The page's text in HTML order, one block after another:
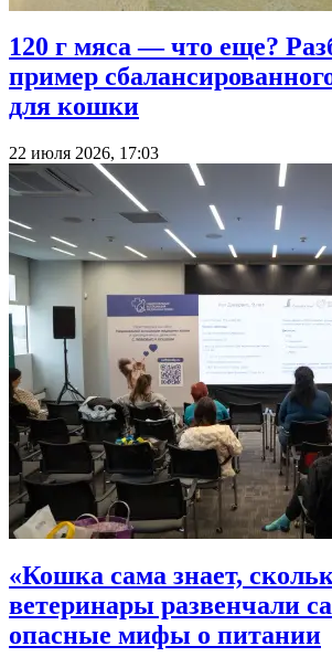
120 г мяса — что еще?
пример
для кошки
22 июля 2026, 17:03
«Кошка сама знает,
ветеринары развенчали
опасные мифы о питании